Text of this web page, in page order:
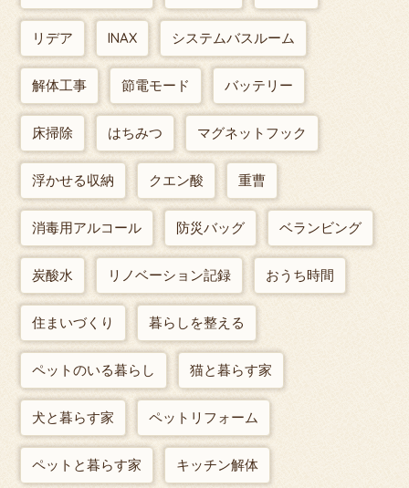
リデア INAX システムバスルーム
解体工事 節電モード バッテリー
床掃除 はちみつ マグネットフック
浮かせる収納 クエン酸 重曹
消毒用アルコール 防災バッグ ベランビング
炭酸水 リノベーション記録 おうち時間
住まいづくり 暮らしを整える
ペットのいる暮らし 猫と暮らす家
犬と暮らす家 ペットリフォーム
ペットと暮らす家 キッチン解体